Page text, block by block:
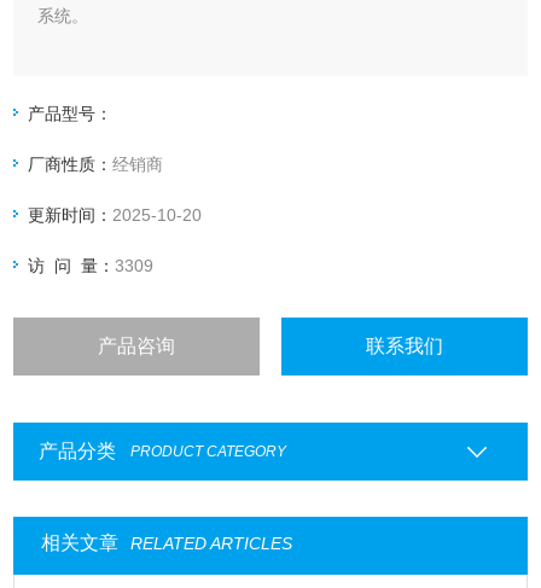
系统。
产品型号：
厂商性质：经销商
更新时间： 2025-10-20
访 问 量：3309
产品咨询 联系我们
产品分类 PRODUCT CATEGORY
相关文章 RELATED ARTICLES